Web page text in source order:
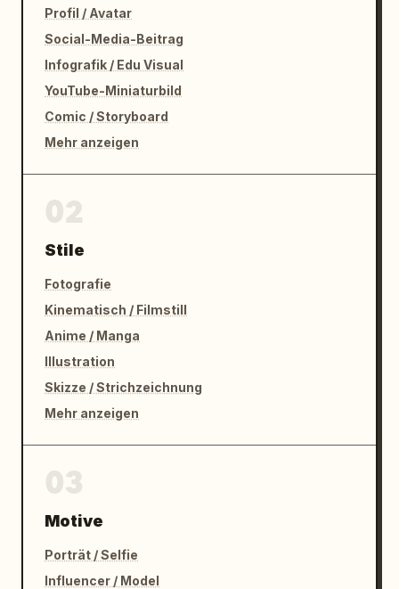
Profil / Avatar
Social-Media-Beitrag
Infografik / Edu Visual
YouTube-Miniaturbild
Comic / Storyboard
Mehr anzeigen
Stile
Fotografie
Kinematisch / Filmstill
Anime / Manga
Illustration
Skizze / Strichzeichnung
Mehr anzeigen
Motive
Porträt / Selfie
Influencer / Model